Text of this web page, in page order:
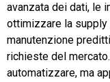
avanzata dei dati, le
ottimizzare la supply
manutenzione
richieste del
automatizzare, ma